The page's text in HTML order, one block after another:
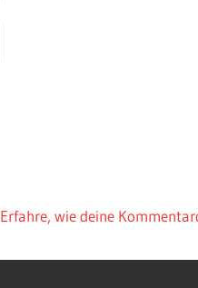
Erfahre, wie deine